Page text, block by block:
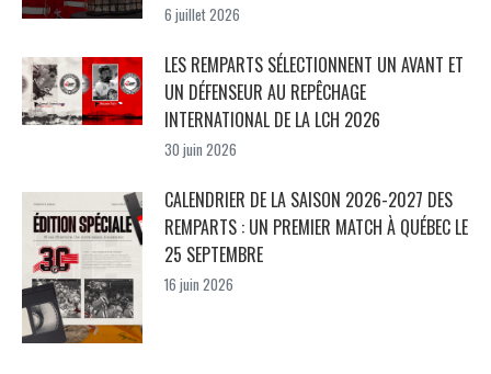
6 juillet 2026
LES REMPARTS SÉLECTIONNENT UN AVANT ET
UN DÉFENSEUR AU REPÊCHAGE
INTERNATIONAL DE LA LCH 2026
30 juin 2026
CALENDRIER DE LA SAISON 2026-2027 DES
REMPARTS : UN PREMIER MATCH À QUÉBEC LE
25 SEPTEMBRE
16 juin 2026